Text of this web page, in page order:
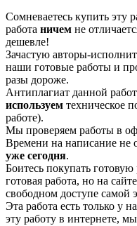
Сомневаетесь купить эту
работа ничем не
дешевле!
Зачастую авторы-
наши готовые работы и
разы дороже.
Антиплагиат данной
используем техническое
работе).
Мы проверяем работы в
Времени на написание не
уже сегодня.
Боитесь покупать
готовая работа, но на
свободном доступе самой
Эта работа есть только у
эту работу в интернете,